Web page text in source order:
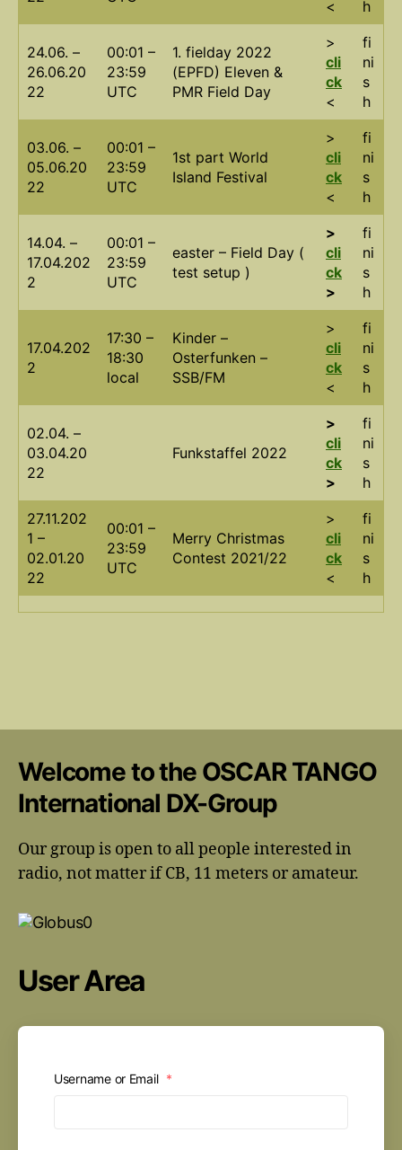
<
h
24.06. –
26.06.20
22
00:01 –
23:59
UTC
1. fielday 2022
(EPFD) Eleven &
PMR Field Day
>
cli
ck
<
fi
ni
s
h
03.06. –
05.06.20
22
00:01 –
23:59
UTC
1st part World
Island Festival
>
cli
ck
<
fi
ni
s
h
14.04. –
17.04.202
2
00:01 –
23:59
UTC
easter – Field Day (
test setup )
>
cli
ck
>
fi
ni
s
h
17.04.202
2
17:30 –
18:30
local
Kinder –
Osterfunken –
SSB/FM
>
cli
ck
<
fi
ni
s
h
02.04. –
03.04.20
22
Funkstaffel 2022
>
cli
ck
>
fi
ni
s
h
27.11.202
1 –
02.01.20
22
00:01 –
23:59
UTC
Merry Christmas
Contest 2021/22
>
cli
ck
<
fi
ni
s
h
Welcome to the OSCAR TANGO
International DX-Group
Our group is open to all people interested in
radio, not matter if CB, 11 meters or amateur.
User Area
Username or Email *